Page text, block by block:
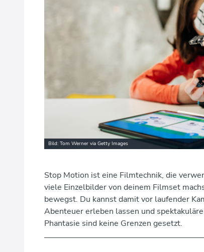
Bild: Tom Werner via Getty Images
Stop Motion ist eine Filmtechnik, die
viele Einzelbilder von deinem Filmset
bewegst. Du kannst damit vor laufender
Abenteuer erleben lassen und
Phantasie sind keine Grenzen gesetzt.